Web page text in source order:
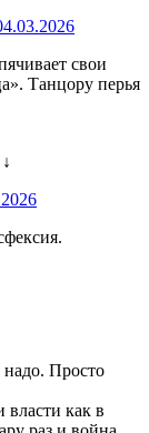
свои
Танцору перья
↓
надо. Просто
как в